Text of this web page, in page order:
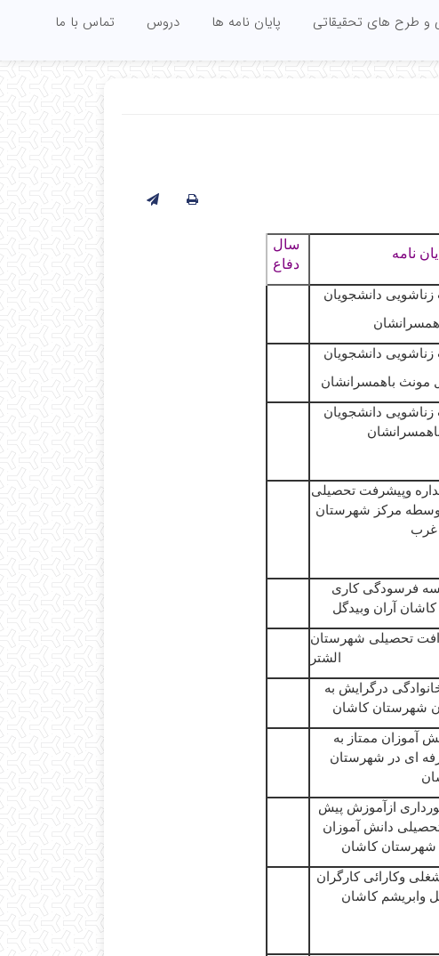
و طرح های تحقیقاتی پایان نامه ها دروس تماس با ما
سال
دفاع
نامه
زناشویی دانشجویان
زناشویی دانشجویان
مونث باھمسرانشان
زناشویی دانشجویان
وپیشرفت تحصیلی
مرکز شهرستان
غرب
فرسودگی کاری
کاشان آران وبیدگل
افت تحصیلی شهرستان
الشتر
درگرایش به
شهرستان کاشان
آموزان ممتاز به
ای در شهرستان
ازآموزش پیش
دانش
آموزان
شهرستان کاشان
وکارائی کارگران
وابریشم کاشان